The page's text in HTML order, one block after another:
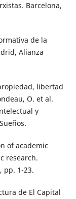
Barcelona,
de la
Alianza
libertad
O. et al.
y
of academic
research.
pp. 1-23.
de El Capital